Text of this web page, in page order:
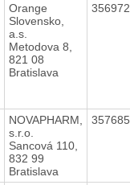
Orange
Slovensko,
a.s.
Metodova 8,
821 08
Bratislava
NOVAPHARM,
s.r.o.
Sancová 110,
832 99
Bratislava